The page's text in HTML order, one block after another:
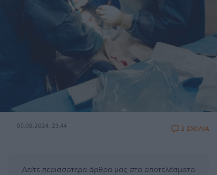
05.08.2024, 23:44 2 ΣΧΟΛΙΑ
Δείτε περισσότερα άρθρα μας στα αποτελέσματα